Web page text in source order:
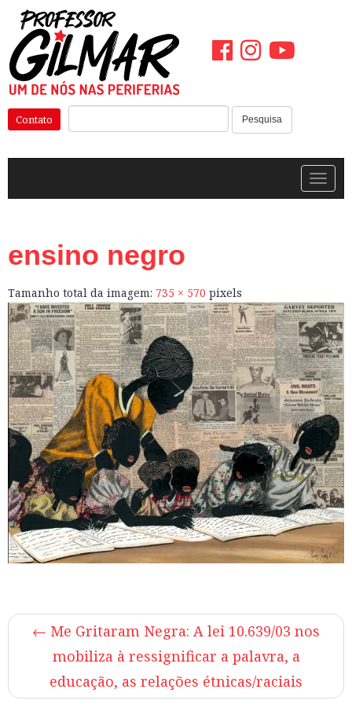
Pular
para
o
conteúdo
Pesquisa
Contato
ensino negro
Tamanho total da imagem: 735 × 570 pixels
← Me Gritaram Negra: A lei 10.639/03 nos
mobiliza à ressignificar a palavra, a
educação, as relações étnicas/raciais